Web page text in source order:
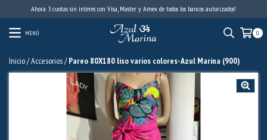
Ahora 3 cuotas sin interes con Visa, Master y Amex de todos los bancos autorizados!
MENÚ 0
Inicio/Accesorios/ Pareo 80X180 liso varios colores-Azul Marina (900)